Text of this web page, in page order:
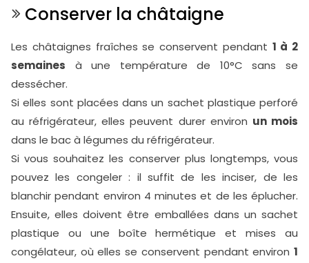
Conserver la châtaigne
Les châtaignes fraîches se conservent pendant 1 à 2
semaines à une température de 10°C sans se
dessécher.
Si elles sont placées dans un sachet plastique perforé
au réfrigérateur, elles peuvent durer environ un mois
dans le bac à légumes du réfrigérateur.
Si vous souhaitez les conserver plus longtemps, vous
pouvez les congeler : il suffit de les inciser, de les
blanchir pendant environ 4 minutes et de les éplucher.
Ensuite, elles doivent être emballées dans un sachet
plastique ou une boîte hermétique et mises au
congélateur, où elles se conservent pendant environ 1